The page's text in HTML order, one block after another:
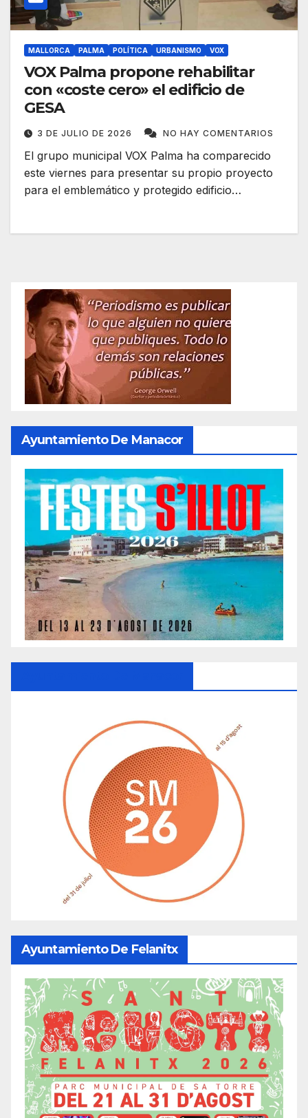
MALLORCA PALMA POLÍTICA URBANISMO VOX
VOX Palma propone rehabilitar
con «coste cero» el edificio de
GESA
3 DE JULIO DE 2026 NO HAY COMENTARIOS
El grupo municipal VOX Palma ha comparecido
este viernes para presentar su propio proyecto
para el emblemático y protegido edificio…
Ayuntamiento De Manacor
Ayuntamiento De Felanitx